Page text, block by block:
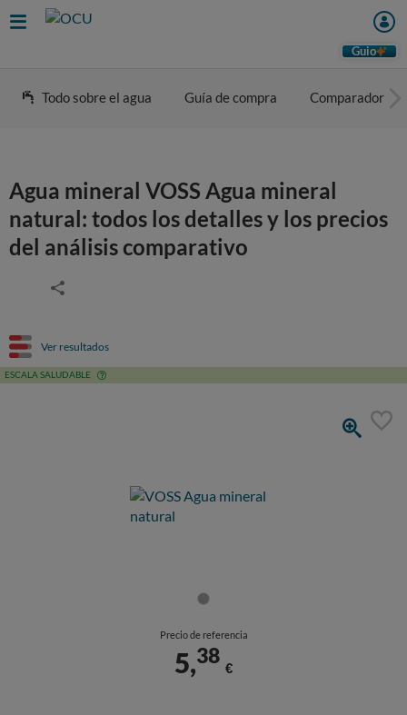
Guio
Todo sobre el agua Guía de compra Comparador
Agua mineral VOSS Agua mineral
natural: todos los detalles y los precios
del análisis comparativo
Ver resultados
ESCALA SALUDABLE
Precio de referencia
5,38
€